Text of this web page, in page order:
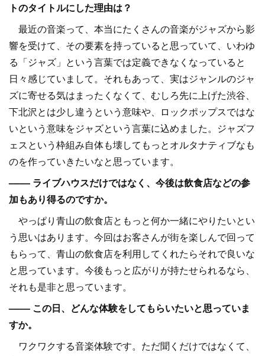
トのタイトルにした理由は？
最近の音楽って、本当にたくさんの音楽がジャズから影
響を受けて、その要素を持っていると思っていて、いわゆ
る「ジャズ」という言葉では定義できなくなっていると
日々感じていまして。それもあって、実はジャンルのジャ
ズに寄せる気はまったくなくて、むしろ先に上げた渋谷、
下北沢とは少し違うという意味や、ロックポップスではな
いという意味をジャズという言葉に込めました。ジャズフ
ェスという枠組み自体も壊してもっとオルタナティブなも
のを作っていきたいなと思っています。
–––– ライブハウスだけではなく、今後は飲食店などの参
加もあり得るのですか。
やっぱり青山の飲食店ともっと何か一緒にやりたいとい
う思いはあります。今回はお客さんが街を楽しんで回って
もらって、青山の飲食店を利用してくれたらそれで良いな
と思っています。今後もっと広がりが持たせられるなら、
それも是非と思っています。
–––– この日、どんな体験をしてもらいたいと思っていま
すか。
ワクワクする音楽体験です。ただ聞くだけではなくて、